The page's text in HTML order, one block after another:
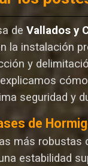
deVallados y
la instalación
y
seguridad y
de
más
estabilidad